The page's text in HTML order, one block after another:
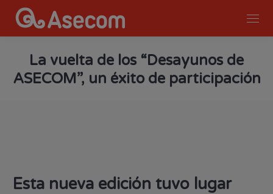
La vuelta de los “Desayunos de
ASECOM”, un éxito de participación
Esta nueva edición tuvo lugar